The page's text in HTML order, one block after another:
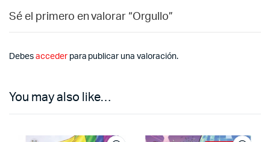
Sé el primero en valorar “Orgullo”
Debes accederpara publicar una valoración.
You may also like…